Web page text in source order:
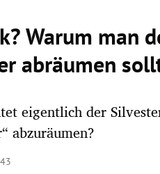
Warum man
abräumen
eigentlich der
abzuräumen?